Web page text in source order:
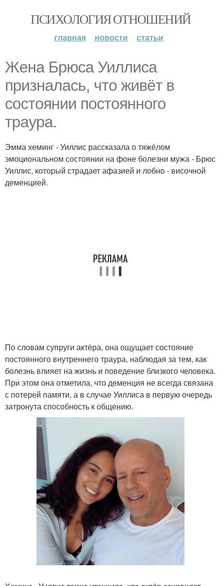
ПСИХОЛОГИЯ ОТНОШЕНИЙ
главная новости статьи
Жена Брюса Уиллиса
призналась, что живёт в
состоянии постоянного
траура.
Эмма хеминг - Уиллис рассказала о тяжёлом
эмоциональном состоянии на фоне болезни мужа - Брюс
Уиллис, который страдает афазией и лобно - височной
деменцией.
По словам супруги актёра, она ощущает состояние
постоянного внутреннего траура, наблюдая за тем, как
болезнь влияет на жизнь и поведение близкого человека.
При этом она отметила, что деменция не всегда связана
с потерей памяти, а в случае Уиллиса в первую очередь
затронута способность к общению.